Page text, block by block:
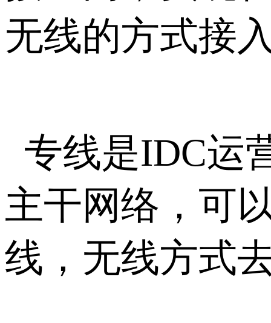
无线的方式接
专线是IDC运
主干网络，可
线，无线方式